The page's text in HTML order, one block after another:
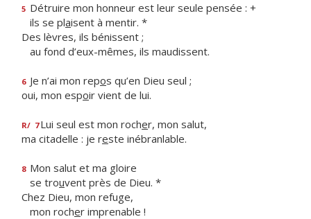
5 Détruire mon honneur est leur seule pensée : +
ils se plaisent à mentir. *
Des lèvres, ils bénissent ;
au fond d’eux-mêmes, ils maudissent.
6 Je n’ai mon repos qu’en Dieu seul ;
oui, mon espoir vient de lui.
R/ 7 Lui seul est mon rocher, mon salut,
ma citadelle : je reste inébranlable.
8 Mon salut et ma gloire
se trouvent près de Dieu. *
Chez Dieu, mon refuge,
mon rocher imprenable !